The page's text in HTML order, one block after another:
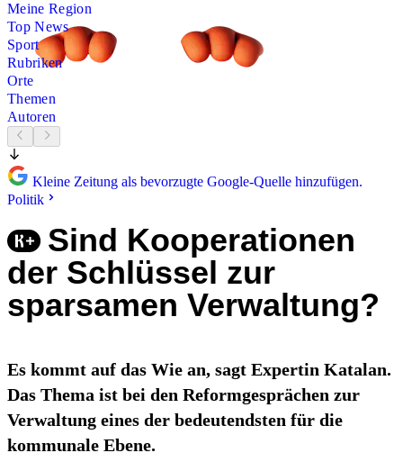
Meine Region
Top News
Sport
Rubriken
Orte
Themen
Autoren
Kleine Zeitung als bevorzugte Google-Quelle hinzufügen.
Politik
Sind Kooperationen
der Schlüssel zur
sparsamen Verwaltung?
Es kommt auf das Wie an, sagt Expertin Katalan.
Das Thema ist bei den Reformgesprächen zur
Verwaltung eines der bedeutendsten für die
kommunale Ebene.